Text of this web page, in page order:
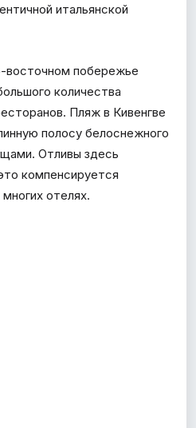
итальянской
восточном побережье
количества
Пляж в Кивенгве
полосу белоснежного
Отливы здесь
компенсируется
отелях.